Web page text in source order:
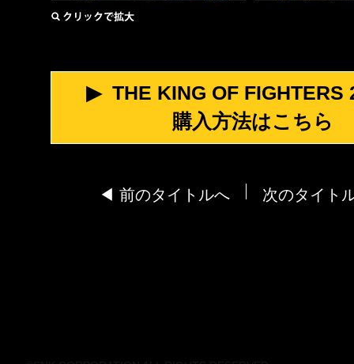
▶︎ THE KING OF FIGHTERS
購入方法はこちら
◀︎ 前のタイトルへ 次のタイト